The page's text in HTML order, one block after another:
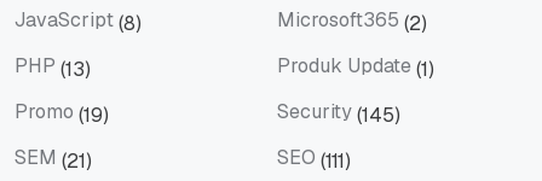
JavaScript(8) Microsoft365 (2)
PHP (13) Produk Update (1)
Promo (19) Security(145)
SEM (21) SEO (111)